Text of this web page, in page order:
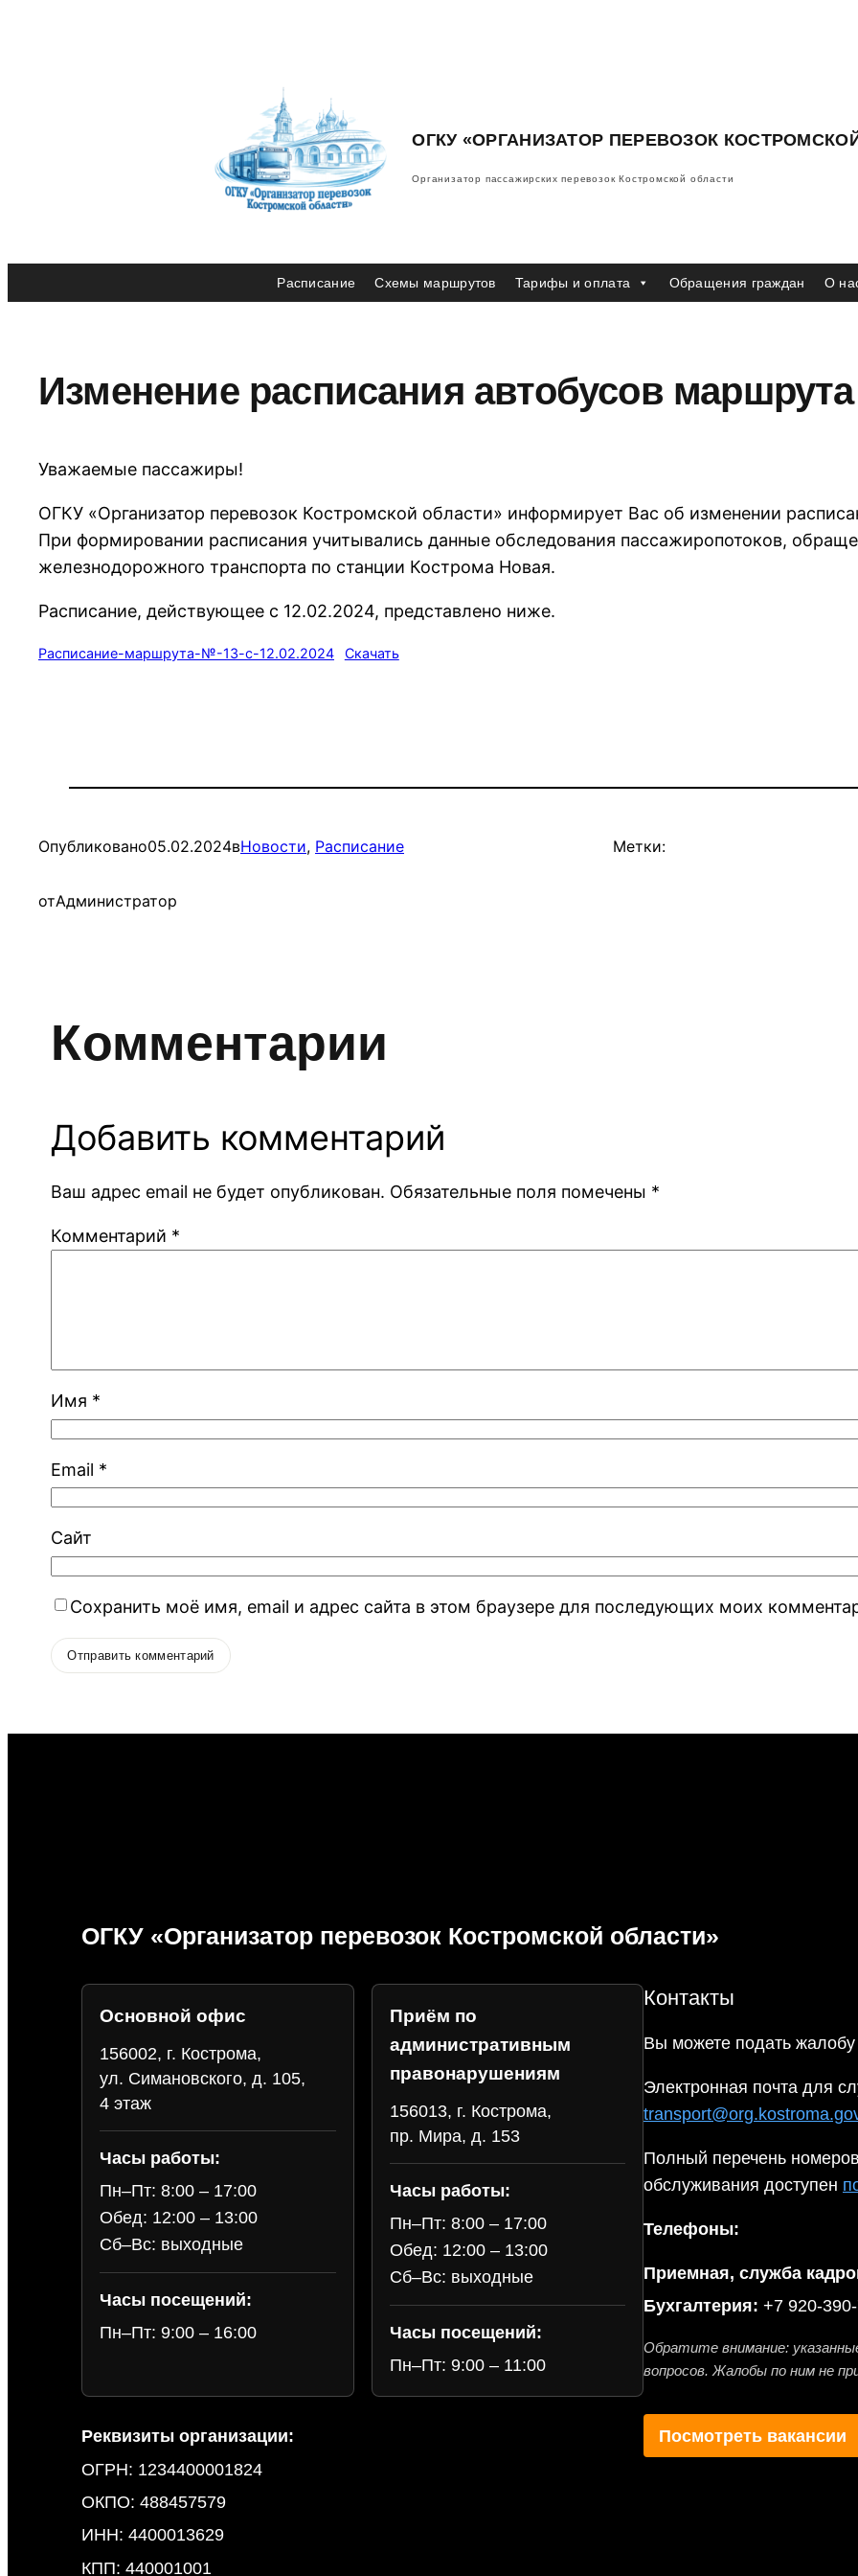
ОГКУ «ОРГАНИЗАТОР ПЕРЕВОЗОК
Организатор пассажирских перевозок Костромской области
Расписание Схемы маршрутов Тарифы и оплата Обращения граждан О
Изменение расписания автобусов
Уважаемые пассажиры!
ОГКУ «Организатор перевозок Костромской области» информирует Вас об изменении
При формировании расписания учитывались данные обследования пассажиропотоков,
железнодорожного транспорта по станции Кострома Новая.
Расписание, действующее с 12.02.2024, представлено ниже.
Расписание-маршрута-№-13-с-12.02.2024 Скачать
Опубликовано05.02.2024вНовости, Расписание
отАдминистратор
Метки:
Комментарии
Добавить комментарий
Ваш адрес email не будет опубликован. Обязательные поля помечены *
Комментарий *
Имя *
Email *
Сайт
Сохранить моё имя, email и адрес сайта в этом браузере для последующих моих
ОГКУ «Организатор перевозок Костромской области»
Основной офис
156002, г. Кострома,
ул. Симановского, д. 105,
4 этаж
Часы работы:
Пн–Пт: 8:00 – 17:00
Обед: 12:00 – 13:00
Сб–Вс: выходные
Часы посещений:
Пн–Пт: 9:00 – 16:00
Приём по
административным
правонарушениям
156013, г. Кострома,
пр. Мира, д. 153
Часы работы:
Пн–Пт: 8:00 – 17:00
Обед: 12:00 – 13:00
Сб–Вс: выходные
Часы посещений:
Пн–Пт: 9:00 – 11:00
Реквизиты организации:
ОГРН: 1234400001824
ОКПО: 488457579
ИНН: 4400013629
КПП: 440001001
Контакты
Вы можете подать
Электронная почта для
Полный перечень
обслуживания доступен
Телефоны:
Приемная, служба
Бухгалтерия: +7 920-
Обратите внимание:
вопросов. Жалобы по ним не
Посмотреть вакансии